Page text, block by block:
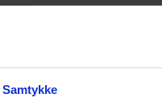
Samtykke
for
and